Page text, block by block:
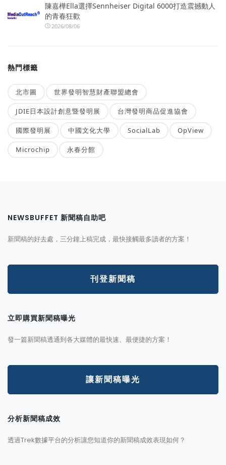
陳嘉樺Ella選擇Sennheiser Digital 6000打造震撼動人
的青春狂歡
2026/08/06
熱門標籤
北市圖 世界發明智慧財產聯盟總會
JDIE日本設計創意暨發明展 台灣發明商品促進協會
國際發明展 中國文化大學 SocialLab OpView
Microchip 永春分館
NEWSBUFFET 新聞稿自助吧
新聞稿的好去處，三分鐘上稿完成，最快接觸最多讀者的方案！
刊登新聞稿
立即購買新聞稿曝光
發一篇新聞稿透通到各大媒體的最快速、最便捷的方案！
讓新聞稿曝光
分析新聞稿成效
透過Trek數據平台的分析讓您知道你的新聞稿成效表現如何？